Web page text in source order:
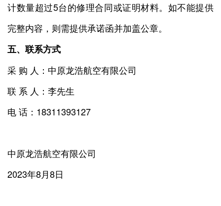
计数量超过5台的修理合同或证明材料。如不能提供
完整内容，则需提供承诺函并加盖公章。
五、联系方式
采 购 人：中原龙浩航空有限公司
联 系 人：李先生
电 话：18311393127
中原龙浩航空有限公司
2023年8月8日